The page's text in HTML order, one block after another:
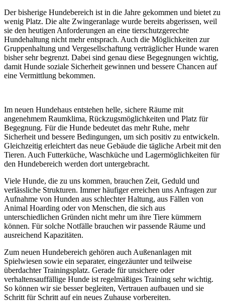
Der bisherige Hundebereich ist in die Jahre gekommen und bietet zu
wenig Platz. Die alte Zwingeranlage wurde bereits abgerissen, weil
sie den heutigen Anforderungen an eine tierschutzgerechte
Hundehaltung nicht mehr entsprach. Auch die Möglichkeiten zur
Gruppenhaltung und Vergesellschaftung verträglicher Hunde waren
bisher sehr begrenzt. Dabei sind genau diese Begegnungen wichtig,
damit Hunde soziale Sicherheit gewinnen und bessere Chancen auf
eine Vermittlung bekommen.
Im neuen Hundehaus entstehen helle, sichere Räume mit
angenehmem Raumklima, Rückzugsmöglichkeiten und Platz für
Begegnung. Für die Hunde bedeutet das mehr Ruhe, mehr
Sicherheit und bessere Bedingungen, um sich positiv zu entwickeln.
Gleichzeitig erleichtert das neue Gebäude die tägliche Arbeit mit den
Tieren. Auch Futterküche, Waschküche und Lagermöglichkeiten für
den Hundebereich werden dort untergebracht.
Viele Hunde, die zu uns kommen, brauchen Zeit, Geduld und
verlässliche Strukturen. Immer häufiger erreichen uns Anfragen zur
Aufnahme von Hunden aus schlechter Haltung, aus Fällen von
Animal Hoarding oder von Menschen, die sich aus
unterschiedlichen Gründen nicht mehr um ihre Tiere kümmern
können. Für solche Notfälle brauchen wir passende Räume und
ausreichend Kapazitäten.
Zum neuen Hundebereich gehören auch Außenanlagen mit
Spielwiesen sowie ein separater, eingezäunter und teilweise
überdachter Trainingsplatz. Gerade für unsichere oder
verhaltensauffällige Hunde ist regelmäßiges Training sehr wichtig.
So können wir sie besser begleiten, Vertrauen aufbauen und sie
Schritt für Schritt auf ein neues Zuhause vorbereiten.